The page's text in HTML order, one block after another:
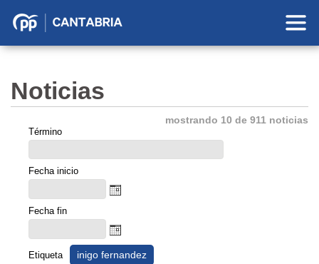
Partido
Cantabria
Noticias
mostrando 10 de 911 noticias
Término
Fecha inicio
Fecha fin
Etiqueta inigo fernandez